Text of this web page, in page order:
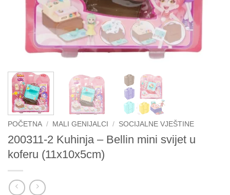
POČETNA / MALI GENIJALCI / SOCIJALNE VJEŠTINE
200311-2 Kuhinja – Bellin mini svijet u
koferu (11x10x5cm)